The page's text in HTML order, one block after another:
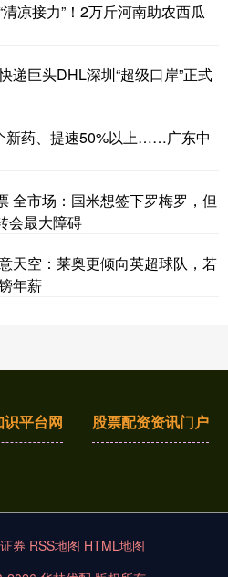
凉接力”！2万斤河南助农西瓜
递巨头DHL深圳“超级口岸”正式
新药、提速50%以上……广东中
全市场：国米想签下罗梅罗，但
会最大障碍
天空：莱奥更倾向英超球队，若
年薪
平台网 股票配资资讯门户
券 RSS地图 HTML地图